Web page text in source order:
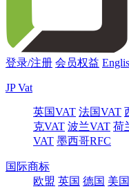
登录/注册 会员权益
JP Vat
英国VAT 法国VAT
克VAT 波兰VAT 荷
VAT 墨西哥RFC
国际商标
欧盟 英国 德国 美国